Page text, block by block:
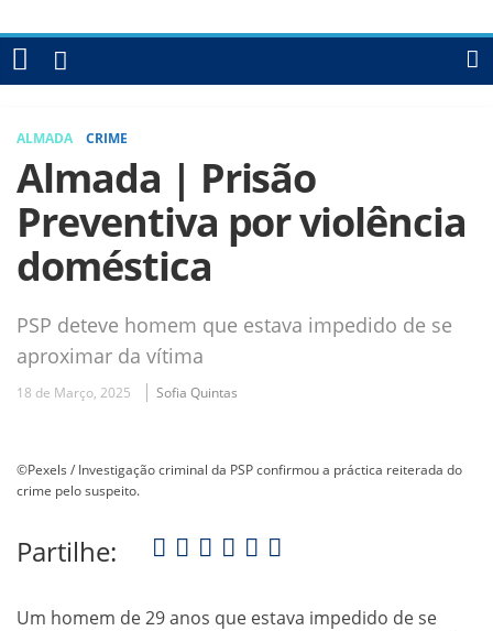
ALMADA CRIME
Almada | Prisão
Preventiva por violência
doméstica
PSP deteve homem que estava impedido de se
aproximar da vítima
18 de Março, 2025 Sofia Quintas
©Pexels / Investigação criminal da PSP confirmou a práctica reiterada do
crime pelo suspeito.
Partilhe:
Um homem de 29 anos que estava impedido de se